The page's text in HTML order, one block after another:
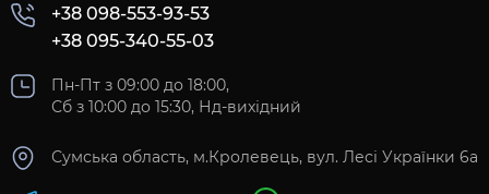
+38 098-553-93-53
+38 095-340-55-03
Пн-Пт з 09:00 до 18:00,
Сб з 10:00 до 15:30, Нд-вихідний
Сумська область, м.Кролевець, вул. Лесі Українки 6а